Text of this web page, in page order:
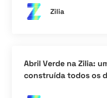
Zilia
Abril Verde na Zilia:
construída todos os